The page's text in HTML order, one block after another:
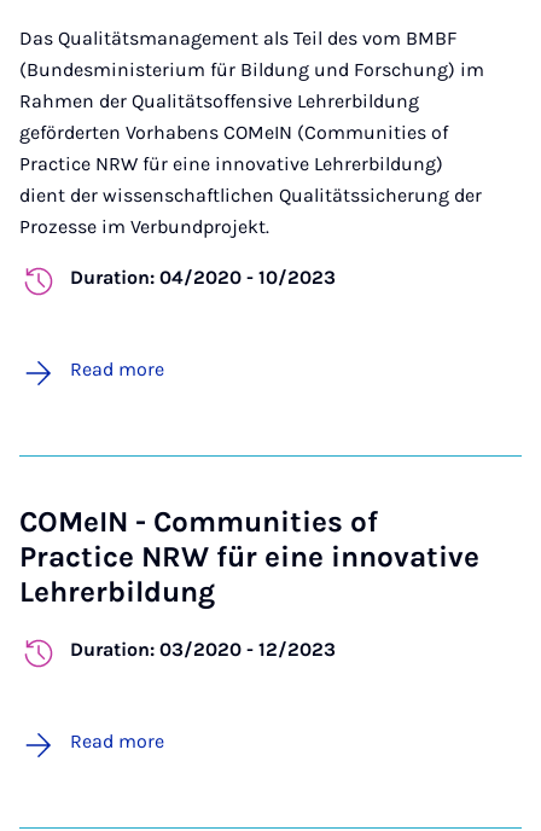
Das Qualitätsmanagement als Teil des vom BMBF
(Bundesministerium für Bildung und Forschung) im
Rahmen der Qualitätsoffensive Lehrerbildung
geförderten Vorhabens COMeIN (Communities of
Practice NRW für eine innovative Lehrerbildung)
dient der wissenschaftlichen Qualitätssicherung der
Prozesse im Verbundprojekt.
Duration: 04/2020 - 10/2023
Read more
COMeIN - Communities of
Practice NRW für eine innovative
Lehrerbildung
Duration: 03/2020 - 12/2023
Read more